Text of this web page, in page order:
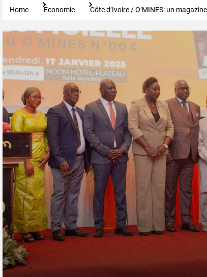
Home Économie Côte d’Ivoire / O’MINES: un